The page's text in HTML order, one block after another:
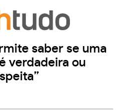
saber se uma
verdadeira ou